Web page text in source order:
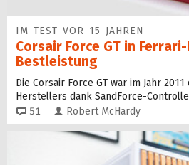
IM TEST VOR 15 JAHREN
Corsair Force GT in
Bestleistung
Die Corsair Force GT war im Jahr
Herstellers dank SandForce-
51 Kommentare
Robert McHardy